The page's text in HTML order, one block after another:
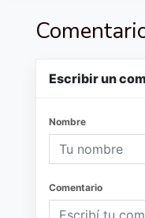
Escribir un
Nombre
Comentario